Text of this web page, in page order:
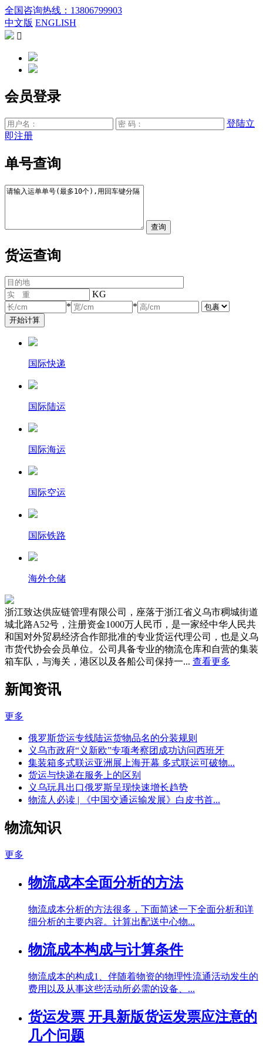
全国咨询热线：13806799903
中文版 ENGLISH

会员登录
登陆立
即注册
单号查询
货运查询
KG
*
*
国际快递
国际陆运
国际海运
国际空运
国际铁路
海外仓储
浙江致达供应链管理有限公司，座落于浙江省义乌市稠城街道
城北路A52号，注册资金1000万人民币，是一家经中华人民共
和国对外贸易经济合作部批准的专业货运代理公司，也是义乌
市货代协会会员单位。公司具备专业的物流仓库和自营的集装
箱车队，与海关，港区以及各船公司保持一... 查看更多
新闻资讯
更多
俄罗斯货运专线陆运货物品名的分装规则
义乌市政府“义新欧”专项考察团成功访问西班牙
集装箱多式联运亚洲展上海开幕 多式联运可破物...
货运与快递在服务上的区别
义乌玩具出口俄罗斯呈现快速增长趋势
物流人必读 | 《中国交通运输发展》白皮书首...
物流知识
更多
物流成本全面分析的方法
物流成本分析的方法很多，下面简述一下全面分析和详
细分析的主要内容。计算出配送中心物...
物流成本构成与计算条件
物流成本的构成1、伴随着物资的物理性流通活动发生的
费用以及从事这些活动所必需的设备、...
货运发票 开具新版货运发票应注意的
几个问题